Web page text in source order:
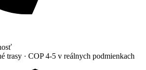
trasy · COP 4-5 v reálnych podmienkach